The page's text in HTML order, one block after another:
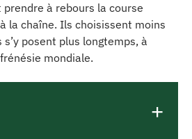
à rebours la course
la chaîne. Ils choisissent moins
posent plus longtemps, à
mondiale.